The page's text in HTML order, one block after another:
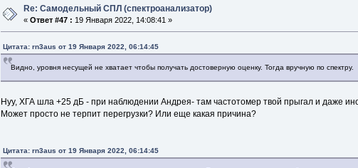
Re: Самодельный СПЛ (спектроанализатор)
«Ответ #47 : 19 Января 2022, 14:08:41 »
Цитата: rn3aus от 19 Января 2022, 06:14:45
Видно, уровня несущей не хватает чтобы получать достоверную оценку. Тогда вручную по спектру.
Нуу, ХГА шла +25 дБ - при наблюдении Андрея- там частотомер твой прыгал и даже
Может просто не терпит перегрузки? Или еще какая причина?
Цитата: rn3aus от 19 Января 2022, 06:14:45